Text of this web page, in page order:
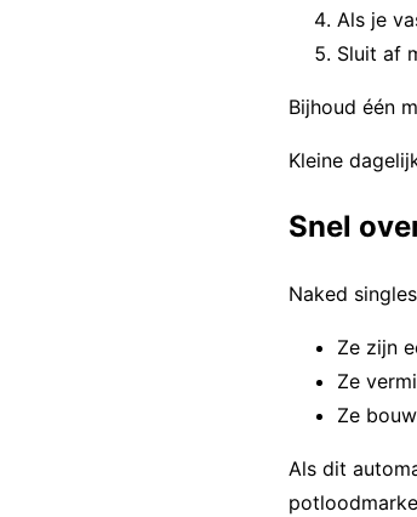
Als je
Sluit af
Bijhoud één
Kleine
Snel
Naked
Ze zijn
Ze
Ze
Als dit